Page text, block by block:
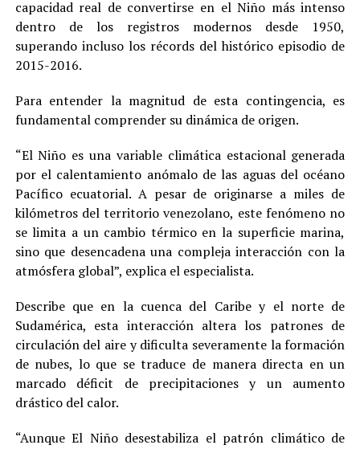
capacidad real de convertirse en el Niño más intenso
dentro de los registros modernos desde 1950,
superando incluso los récords del histórico episodio de
2015-2016.
Para entender la magnitud de esta contingencia, es
fundamental comprender su dinámica de origen.
“El Niño es una variable climática estacional generada
por el calentamiento anómalo de las aguas del océano
Pacífico ecuatorial. A pesar de originarse a miles de
kilómetros del territorio venezolano, este fenómeno no
se limita a un cambio térmico en la superficie marina,
sino que desencadena una compleja interacción con la
atmósfera global”, explica el especialista.
Describe que en la cuenca del Caribe y el norte de
Sudamérica, esta interacción altera los patrones de
circulación del aire y dificulta severamente la formación
de nubes, lo que se traduce de manera directa en un
marcado déficit de precipitaciones y un aumento
drástico del calor.
“Aunque El Niño desestabiliza el patrón climático de